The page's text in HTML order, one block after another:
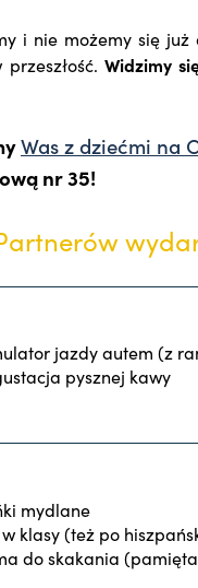
i nie możemy się już
Widzimy
Was z dziećmi na
nr 35!
jazdy autem (z
pysznej kawy
mydlane
klasy (też po
do skakania